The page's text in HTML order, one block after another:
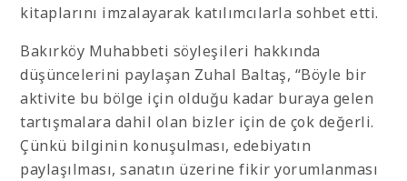
kitaplarını imzalayarak katılımcılarla sohbet etti.
Bakırköy Muhabbeti söyleşileri hakkında
düşüncelerini paylaşan Zuhal Baltaş, “Böyle bir
aktivite bu bölge için olduğu kadar buraya gelen
tartışmalara dahil olan bizler için de çok değerli.
Çünkü bilginin konuşulması, edebiyatın
paylaşılması, sanatın üzerine fikir yorumlanması